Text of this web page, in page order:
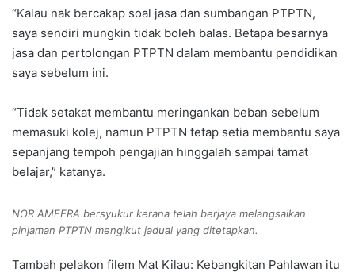
“Kalau nak bercakap soal jasa dan sumbangan PTPTN,
saya sendiri mungkin tidak boleh balas. Betapa besarnya
jasa dan pertolongan PTPTN dalam membantu pendidikan
saya sebelum ini.
“Tidak setakat membantu meringankan beban sebelum
memasuki kolej, namun PTPTN tetap setia membantu saya
sepanjang tempoh pengajian hinggalah sampai tamat
belajar,” katanya.
NOR AMEERA bersyukur kerana telah berjaya melangsaikan
pinjaman PTPTN mengikut jadual yang ditetapkan.
Tambah pelakon filem Mat Kilau: Kebangkitan Pahlawan itu